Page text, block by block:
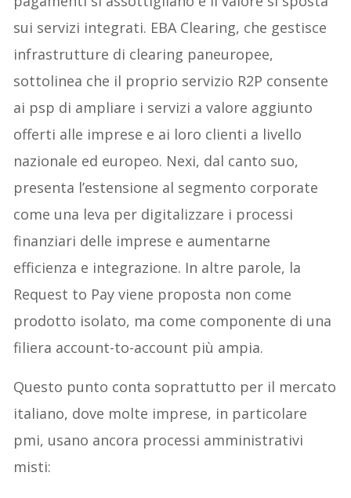
sui servizi integrati. EBA Clearing, che gestisce
infrastrutture di clearing paneuropee,
sottolinea che il proprio servizio R2P consente
ai psp di ampliare i servizi a valore aggiunto
offerti alle imprese e ai loro clienti a livello
nazionale ed europeo. Nexi, dal canto suo,
presenta l’estensione al segmento corporate
come una leva per digitalizzare i processi
finanziari delle imprese e aumentarne
efficienza e integrazione. In altre parole, la
Request to Pay viene proposta non come
prodotto isolato, ma come componente di una
filiera account-to-account più ampia.
Questo punto conta soprattutto per il mercato
italiano, dove molte imprese, in particolare
pmi, usano ancora processi amministrativi
misti: